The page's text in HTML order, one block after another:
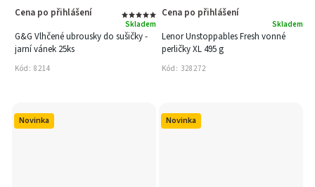
G&G Vlhčené ubrousky do sušičky -
jarní vánek 25ks
Skladem
Cena po přihlášení
Kód: 8214
Lenor Unstoppables Fresh vonné
perličky XL 495 g
Skladem
Cena po přihlášení
Kód: 328272
Novinka Novinka